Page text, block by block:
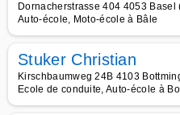
Dornacherstrasse 404 4053 Basel
Auto-école, Moto-école à Bâle
Stuker Christian
Kirschbaumweg 24B 4103
Ecole de conduite, Auto-école à